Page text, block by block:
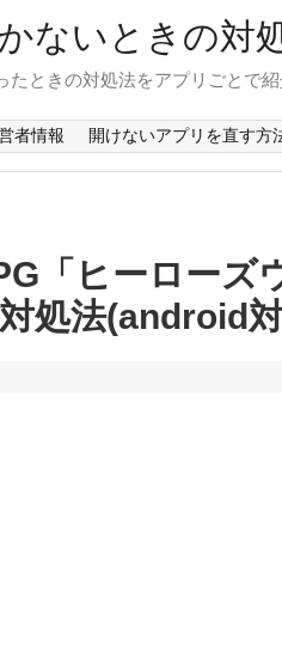
ないときの対
たときの対処法をアプリごとで紹
者情報 開けないアプリを直す方
「ヒーローズ
処法(android